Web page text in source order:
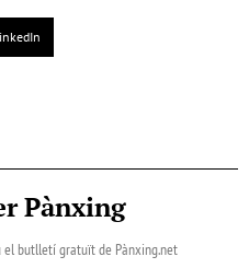
Pànxing
butlletí gratuït de Pànxing.net​